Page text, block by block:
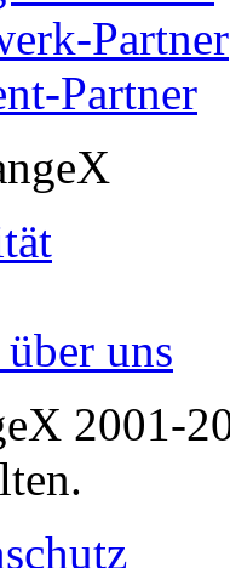
Partner
Partner
uns
2001-